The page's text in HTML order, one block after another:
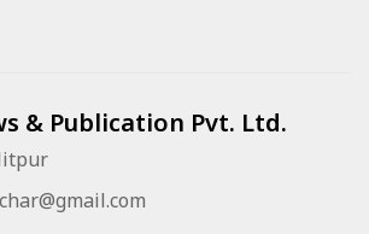
& Publication Pvt. Ltd.